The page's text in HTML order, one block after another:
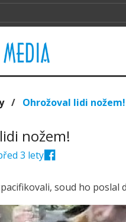
/ Ohrožoval lidi nožem!
nožem!
3 lety
soud ho poslal